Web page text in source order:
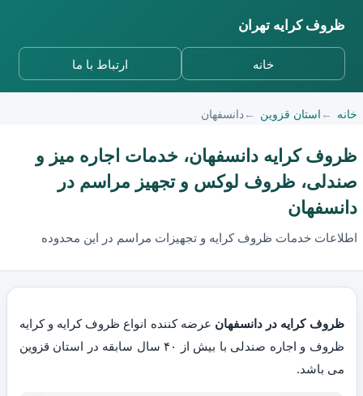
ظروف کرایه تهران
خانه ارتباط با ما
خانه استان قزوین دانسفهان
ظروف کرایه دانسفهان، خدمات اجاره میز و
صندلی، ظروف لوکس و تجهیز مراسم در
دانسفهان
اطلاعات خدمات ظروف کرایه و تجهیزات مراسم در این محدوده
ظروف کرایه در دانسفهان عرضه کننده انواع ظروف کرایه و کرایه
ظروف و اجاره صندلی با بیش از ۴۰ سال سابقه در استان قزوین
می باشد.